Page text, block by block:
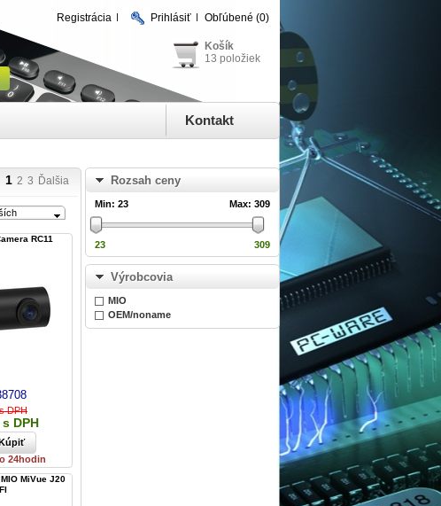
Registrácia Prihlásiť Obľúbené (0)
Košík
13 položiek
Kontakt
1 2 3 Ďalšia
RC11
DPH
DPH
24hodin
MiVue J20
Rozsah ceny
Min: 23 Max: 309
23 309
Výrobcovia
MIO
OEM/noname